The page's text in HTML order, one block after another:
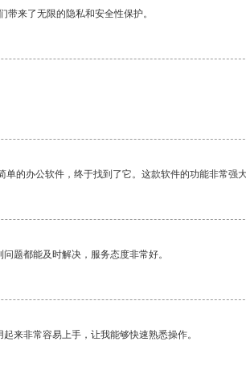
带来了无限的隐私和安全性保护。
的办公软件，终于找到了它。这款软件的功能非常强
题都能及时解决，服务态度非常好。
来非常容易上手，让我能够快速熟悉操作。